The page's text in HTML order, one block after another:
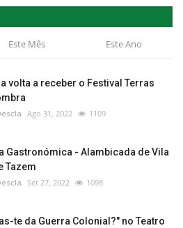
Este Mês Este Ano
volta a receber o Festival Terras
Ago 31, 2022 1109
Gastronómica - Alambicada de Vila
Tazem
Set 27, 2022 1098
te da Guerra Colonial?" no Teatro